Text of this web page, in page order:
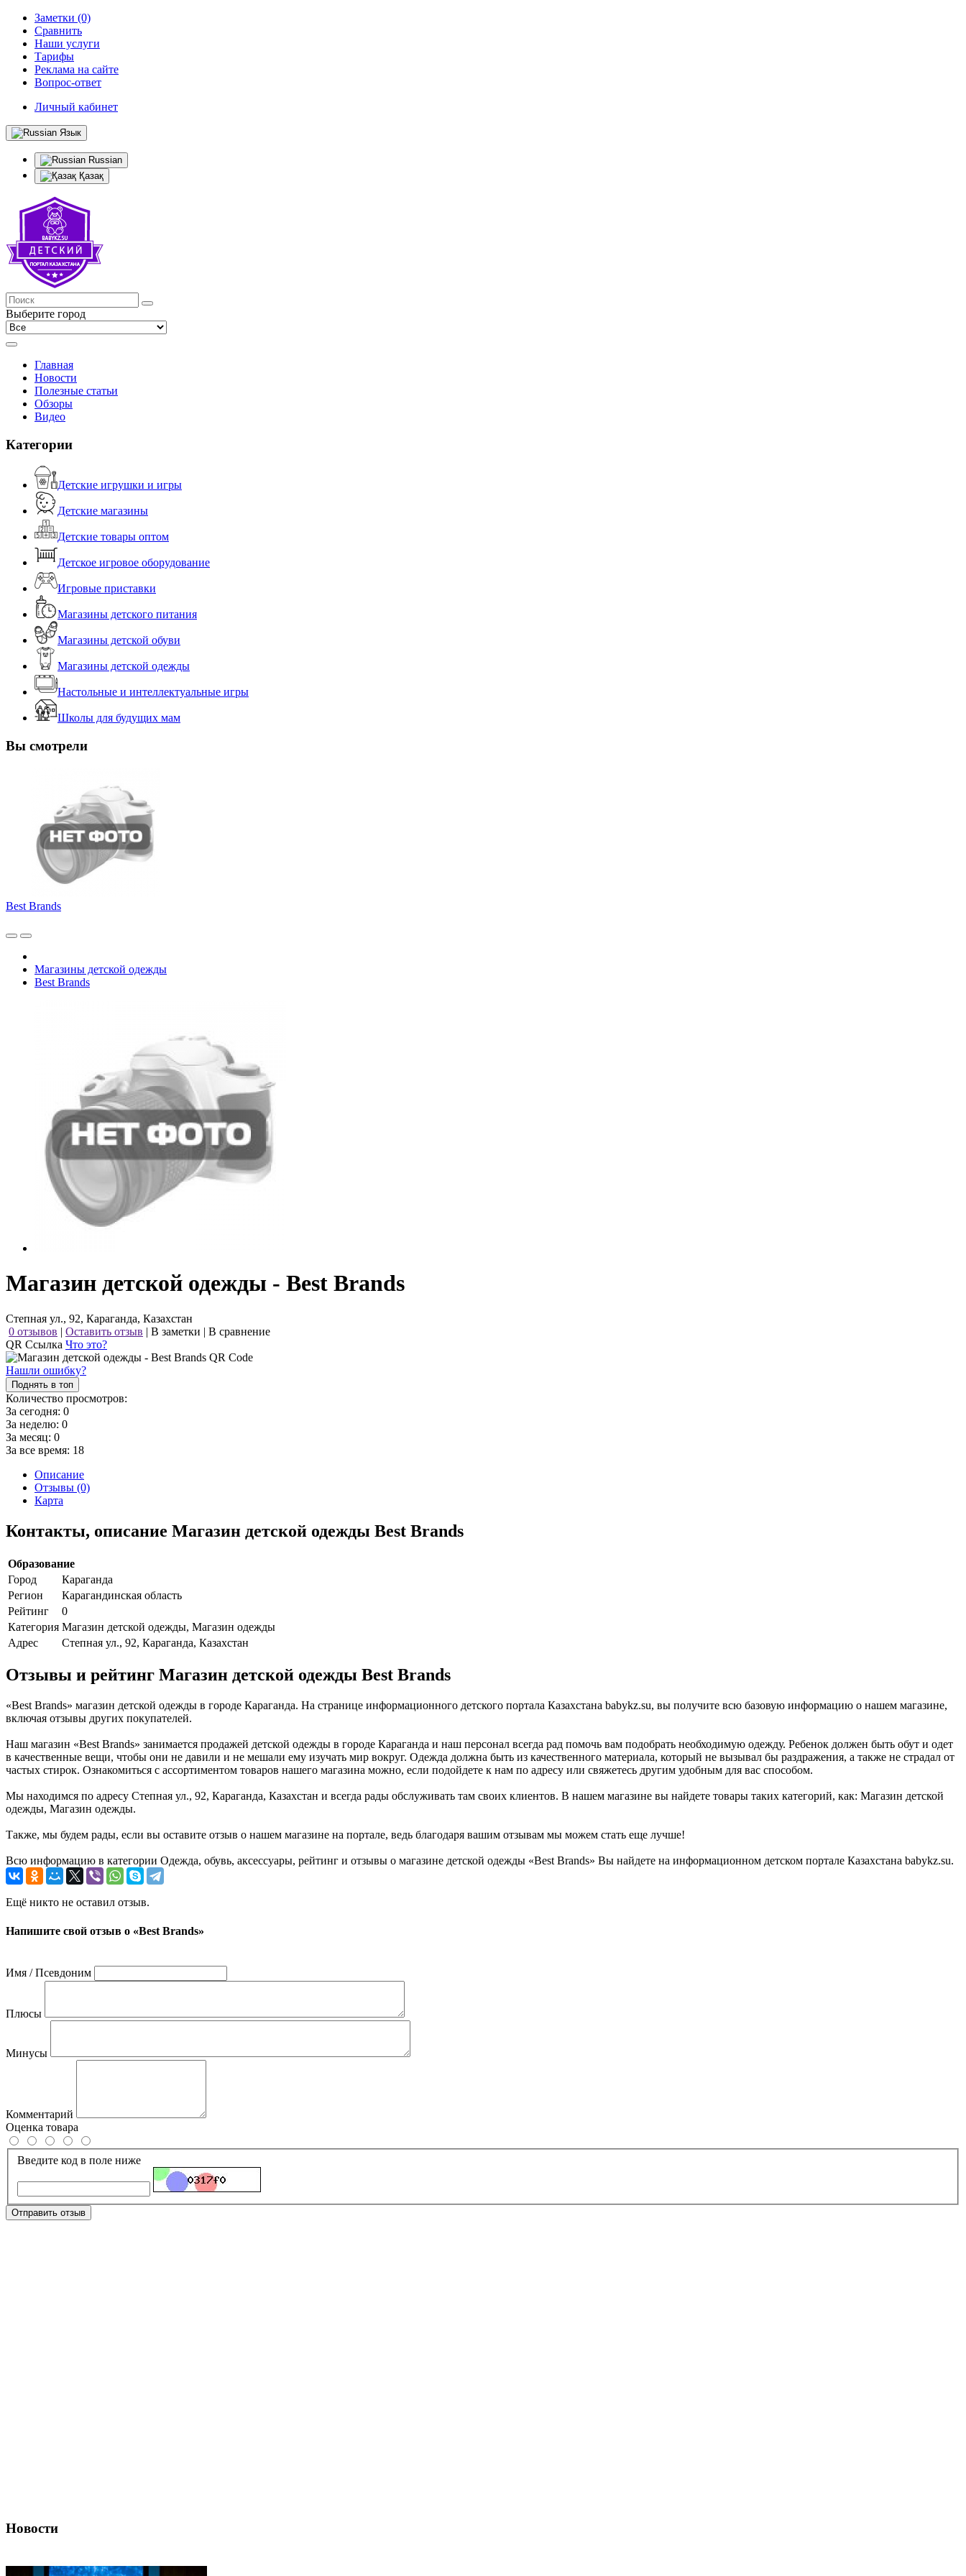
Заметки (0)
Сравнить
Наши услуги
Тарифы
Реклама на сайте
Вопрос-ответ
Личный кабинет
Язык
Russian
Қазақ
Выберите город
Главная
Новости
Полезные статьи
Обзоры
Видео
Категории
Детские игрушки и игры
Детские магазины
Детские товары оптом
Детское игровое оборудование
Игровые приставки
Магазины детского питания
Магазины детской обуви
Магазины детской одежды
Настольные и интеллектуальные игры
Школы для будущих мам
Вы смотрели
Best Brands
Магазины детской одежды
Best Brands
Магазин детской одежды - Best Brands
Степная ул., 92, Караганда, Казахстан
0 отзывов | Оставить отзыв | В заметки | В сравнение
QR Ссылка Что это?
Нашли ошибку?
Поднять в топ
Количество просмотров:
За сегодня: 0
За неделю: 0
За месяц: 0
За все время: 18
Описание
Отзывы (0)
Карта
Контакты, описание Магазин детской одежды Best Brands
Образование
Город
Караганда
Регион
Карагандинская область
Рейтинг
0
Категория Магазин детской одежды, Магазин одежды
Адрес
Степная ул., 92, Караганда, Казахстан
Отзывы и рейтинг Магазин детской одежды Best Brands
«Best Brands» магазин детской одежды в городе Караганда. На странице информационного детского портала Казахстана babykz.su, вы получите всю базовую информацию о нашем магазине,
включая отзывы других покупателей.
Наш магазин «Best Brands» занимается продажей детской одежды в городе Караганда и наш персонал всегда рад помочь вам подобрать необходимую одежду. Ребенок должен быть обут и одет
в качественные вещи, чтобы они не давили и не мешали ему изучать мир вокруг. Одежда должна быть из качественного материала, который не вызывал бы раздражения, а также не страдал от
частых стирок. Ознакомиться с ассортиментом товаров нашего магазина можно, если подойдете к нам по адресу или свяжетесь другим удобным для вас способом.
Мы находимся по адресу Степная ул., 92, Караганда, Казахстан и всегда рады обслуживать там своих клиентов. В нашем магазине вы найдете товары таких категорий, как: Магазин детской
одежды, Магазин одежды.
Также, мы будем рады, если вы оставите отзыв о нашем магазине на портале, ведь благодаря вашим отзывам мы можем стать еще лучше!
Всю информацию в категории Одежда, обувь, аксессуары, рейтинг и отзывы о магазине детской одежды «Best Brands» Вы найдете на информационном детском портале Казахстана babykz.su.
Ещё никто не оставил отзыв.
Напишите свой отзыв о «Best Brands»
Имя / Псевдоним
Плюсы
Минусы
Комментарий
Оценка товара
Введите код в поле ниже
Отправить отзыв
Новости